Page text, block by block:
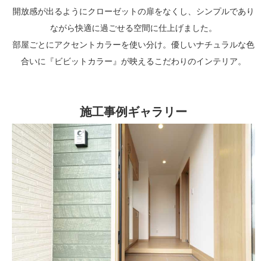
開放感が出るようにクローゼットの扉をなくし、シンプルであり
ながら快適に過ごせる空間に仕上げました。
部屋ごとにアクセントカラーを使い分け。優しいナチュラルな色
合いに『ビビットカラー』が映えるこだわりのインテリア。
施工事例ギャラリー